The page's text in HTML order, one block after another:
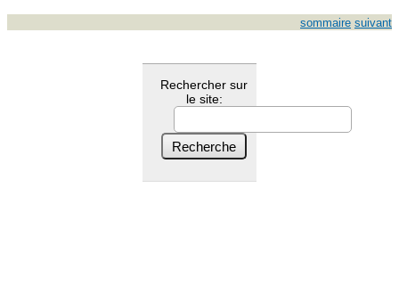
sommaire suivant
Rechercher sur
le site: